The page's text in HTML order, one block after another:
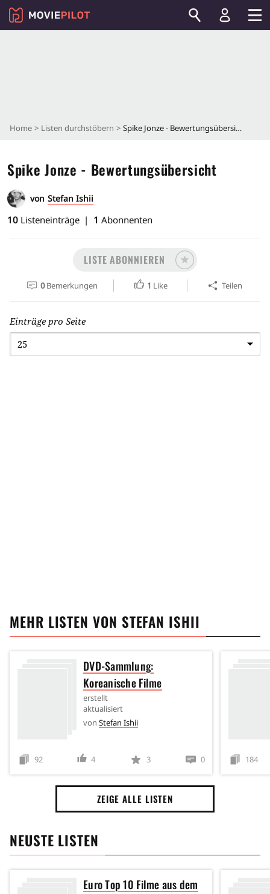
Home Listen durchstöbern Spike Jonze - Bewertungsübersicht
Spike Jonze - Bewertungsübersicht
von Stefan Ishii
10 Listeneinträge 1 Abonnenten
LISTE ABONNIEREN
0 Bemerkungen 1 Like Teilen
Einträge pro Seite
MEHR LISTEN VON STEFAN ISHII
DVD-Sammlung:
Koreanische Filme
erstellt
aktualisiert
von Stefan Ishii
92 4 3 0 184
ZEIGE ALLE LISTEN
NEUSTE LISTEN
Euro Top 10 Filme aus dem